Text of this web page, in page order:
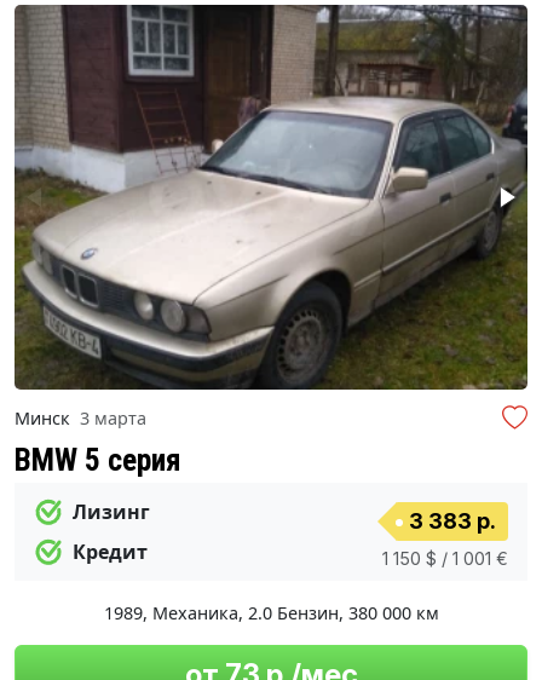
Минск 3 марта
BMW 5 серия
Лизинг
Кредит
3 383 р.
1 150 $ / 1 001 €
1989, Механика, 2.0 Бензин, 380 000 км